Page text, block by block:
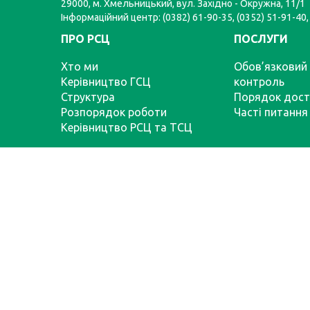
29000, м. Хмельницький, вул. Західно - Окружна, 11/1
Інформаційний центр: (0382) 61-90-35, (0352) 51-91-
ПРО РСЦ
Хто ми
Керівництво ГСЦ
Структура
Розпорядок роботи
Керівництво РСЦ та ТСЦ
ПОСЛУГИ
Обов’язковий
контроль
Порядок
Часті питання